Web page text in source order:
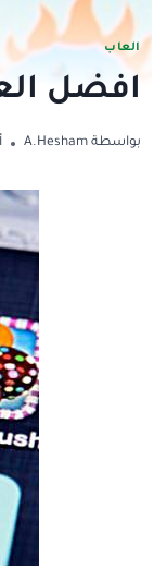
العاب
افضل العاب
بواسطة A.Hesham